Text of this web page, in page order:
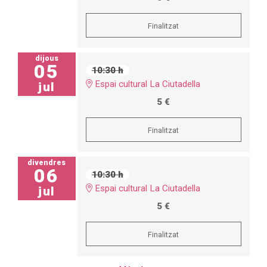
Finalitzat
dijous
05
jul
10:30 h
Espai cultural La Ciutadella
5 €
Finalitzat
divendres
06
jul
10:30 h
Espai cultural La Ciutadella
5 €
Finalitzat